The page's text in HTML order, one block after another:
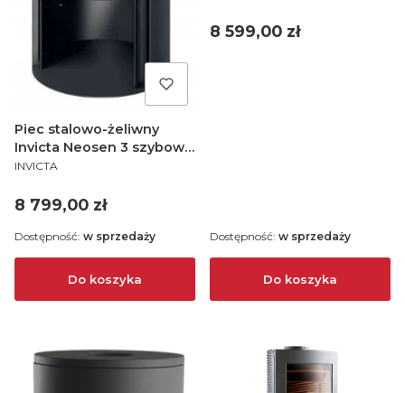
Piec stalowo-żeliwny
Invicta Neosen 3 szybowy
6 kW
PRODUCENT
INVICTA
Cena
8 799,00 zł
Do koszyka
Dostępność: w sprzedaży
Cena
8 599,00 zł
Do koszyka
Dostępność: w sprzedaży